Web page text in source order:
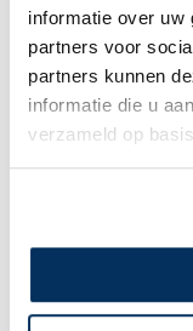
informatie over uw
partners voor
partners kunnen
informatie die u
verzameld op
Rutger &